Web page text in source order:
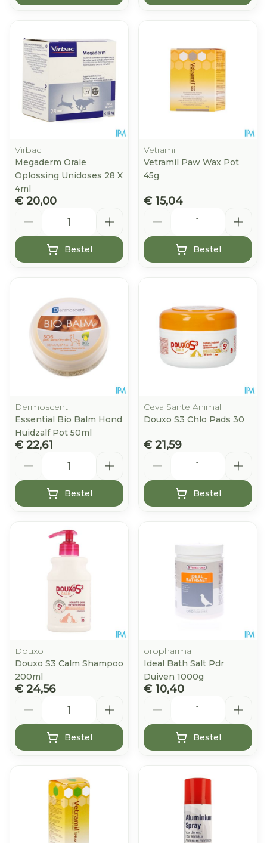
Virbac
Megaderm Orale
Oplossing Unidoses 28 X
4ml
€ 20,00
Bestel
Vetramil
Vetramil Paw Wax Pot
45g
€ 15,04
Bestel
Dermoscent
Essential Bio Balm Hond
Huidzalf Pot 50ml
€ 22,61
Bestel
Ceva Sante Animal
Douxo S3 Chlo Pads 30
€ 21,59
Bestel
Douxo
Douxo S3 Calm Shampoo
200ml
€ 24,56
Bestel
oropharma
Ideal Bath Salt Pdr
Duiven 1000g
€ 10,40
Bestel